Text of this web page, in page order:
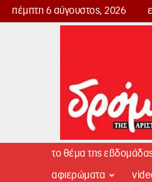
πέμπτη 6 αύγουστος, 2026
Δρόμος
το θέμα της
αφιερώματα